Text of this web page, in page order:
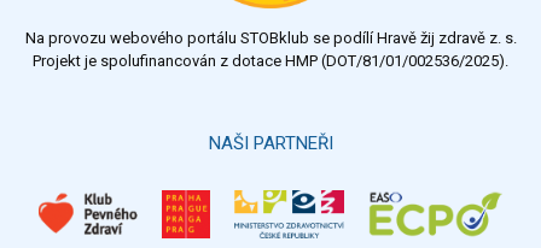
Výsledky Všechny ankety
Na provozu webového portálu STOBklub se podílí Hravě žij zdravě z. s.
Projekt je spolufinancován z dotace HMP (DOT/81/01/002536/2025).
NAŠI PARTNEŘI